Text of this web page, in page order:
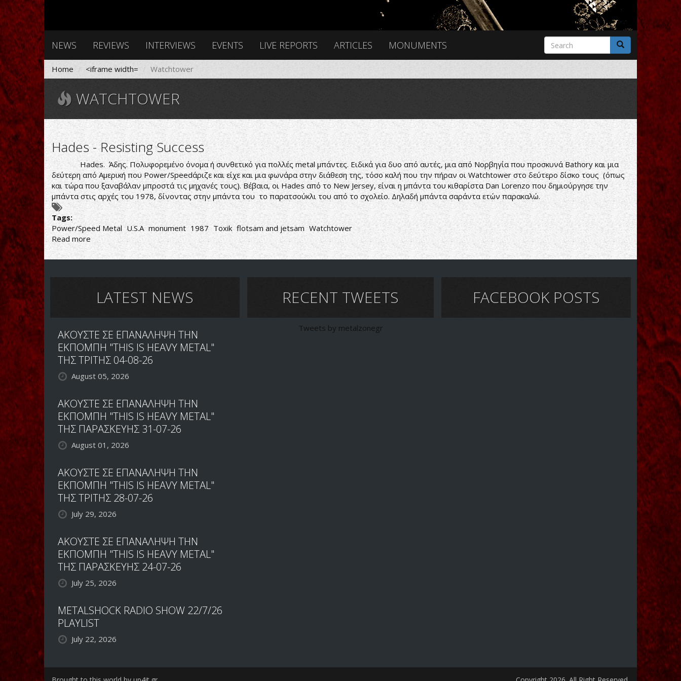
NEWS REVIEWS INTERVIEWS EVENTS LIVE REPORTS ARTICLES MONUMENTS
Search
form
Search
Home <iframe width= Watchtower
WATCHTOWER
Hades - Resisting Success
Hades. Άδης. Πολυφορεμένο όνομα ή συνθετικό για πολλές metal μπάντες. Ειδικά για δυο από αυτές, μια από Νορβηγία που προσκυνά Bathory και μια
δεύτερη από Αμερική που Power/Speedάριζε και είχε και μια φωνάρα στην διάθεση της, τόσο καλή που την πήραν οι Watchtower στο δεύτερο δίσκο τους (όπως
και τώρα που ξαναβάλαν μπροστά τις μηχανές τους). Βέβαια, οι Hades από το New Jersey, είναι η μπάντα του κιθαρίστα Dan Lorenzo που δημιούργησε την
μπάντα στις αρχές του 1978, δίνοντας στην μπάντα του το παρατσούκλι του από το σχολείο. Δηλαδή μπάντα σαράντα ετών παρακαλώ.
Tags:
Power/Speed Metal U.S.A monument 1987 Toxik flotsam and jetsam Watchtower
Read more about
Hades
-
LATEST NEWS
ΑΚΟΥΣΤΕ ΣΕ ΕΠΑΝΑΛΗΨΗ ΤΗΝ
ΕΚΠΟΜΠΗ "THIS IS HEAVY METAL"
ΤΗΣ ΤΡΙΤΗΣ 04-08-26
August 05, 2026
ΑΚΟΥΣΤΕ ΣΕ ΕΠΑΝΑΛΗΨΗ ΤΗΝ
ΕΚΠΟΜΠΗ "THIS IS HEAVY METAL"
ΤΗΣ ΠΑΡΑΣΚΕΥΗΣ 31-07-26
August 01, 2026
ΑΚΟΥΣΤΕ ΣΕ ΕΠΑΝΑΛΗΨΗ ΤΗΝ
ΕΚΠΟΜΠΗ "THIS IS HEAVY METAL"
ΤΗΣ ΤΡΙΤΗΣ 28-07-26
July 29, 2026
ΑΚΟΥΣΤΕ ΣΕ ΕΠΑΝΑΛΗΨΗ ΤΗΝ
ΕΚΠΟΜΠΗ "THIS IS HEAVY METAL"
ΤΗΣ ΠΑΡΑΣΚΕΥΗΣ 24-07-26
July 25, 2026
METALSHOCK RADIO SHOW 22/7/26
PLAYLIST
July 22, 2026
RECENT TWEETS
Tweets by metalzonegr
FACEBOOK POSTS